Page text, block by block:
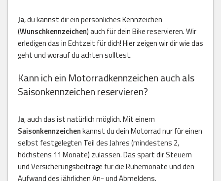
Ja, du kannst dir ein persönliches Kennzeichen
(Wunschkennzeichen) auch für dein Bike reservieren. Wir
erledigen das in Echtzeit für dich! Hier zeigen wir dir wie das
geht und worauf du achten solltest.
Kann ich ein Motorradkennzeichen auch als
Saisonkennzeichen reservieren?
Ja, auch das ist natürlich möglich. Mit einem
Saisonkennzeichenkannst du dein Motorrad nur für einen
selbst festgelegten Teil des Jahres (mindestens 2,
höchstens 11 Monate) zulassen. Das spart dir Steuern
und Versicherungsbeiträge für die Ruhemonate und den
Aufwand des jährlichen An- und Abmeldens.